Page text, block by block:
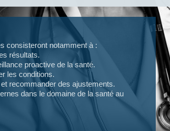
consisteront notamment à :
résultats.
proactive de la santé.
les conditions.
recommander des ajustements.
dans le domaine de la santé au